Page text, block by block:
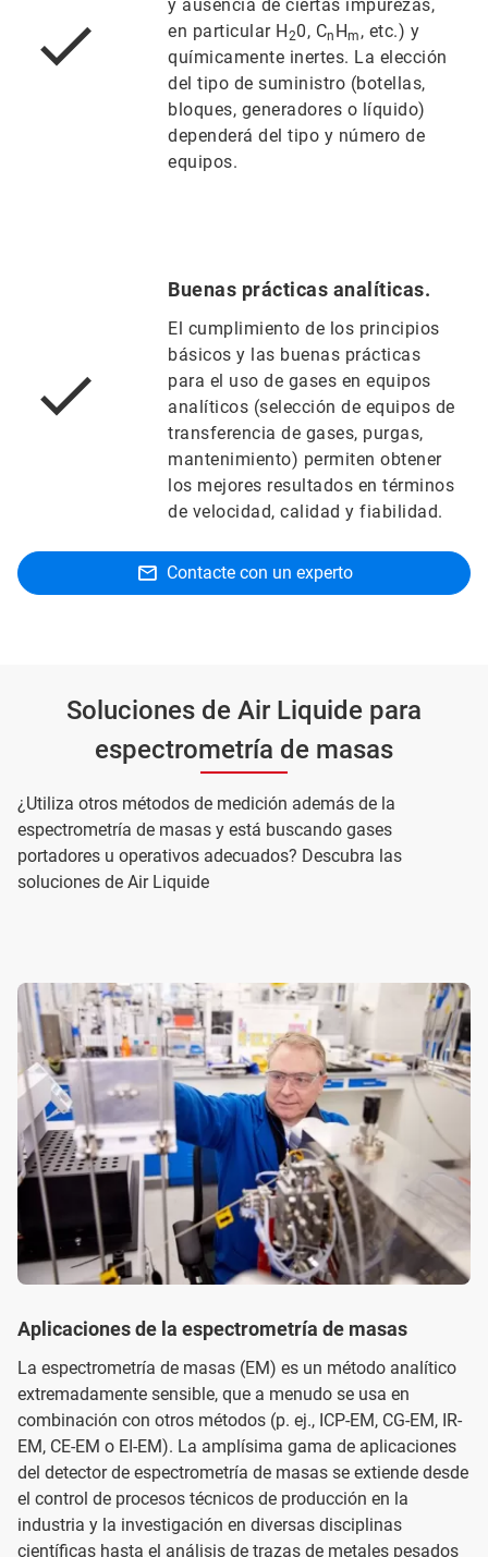
y ausencia de ciertas impurezas,
en particular H20, Cn Hm , etc.) y
químicamente inertes. La elección
del tipo de suministro (botellas,
bloques, generadores o líquido)
dependerá del tipo y número de
equipos.
Buenas prácticas analíticas.
El cumplimiento de los principios
básicos y las buenas prácticas
para el uso de gases en equipos
analíticos (selección de equipos de
transferencia de gases, purgas,
mantenimiento) permiten obtener
los mejores resultados en términos
de velocidad, calidad y fiabilidad.
Contacte con un experto
Soluciones de Air Liquide para
espectrometría de masas
¿Utiliza otros métodos de medición además de la
espectrometría de masas y está buscando gases
portadores u operativos adecuados? Descubra las
soluciones de Air Liquide
Aplicaciones de la espectrometría de masas
La espectrometría de masas (EM) es un método analítico
extremadamente sensible, que a menudo se usa en
combinación con otros métodos (p. ej., ICP-EM, CG-EM, IR-
EM, CE-EM o EI-EM). La amplísima gama de aplicaciones
del detector de espectrometría de masas se extiende desde
el control de procesos técnicos de producción en la
industria y la investigación en diversas disciplinas
científicas hasta el análisis de trazas de metales pesados ​​